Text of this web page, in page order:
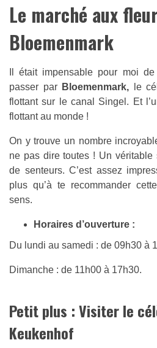
Le marché aux
Bloemenmark
Il était impensable pour moi
passer par Bloemenmark,
le
flottant sur le canal Singel. Et
flottant au monde !
On y trouve un nombre
ne pas dire toutes ! Un véritable
de senteurs. C’est assez
plus qu’à te recommander
sens.
Horaires d’ouverture :
Du lundi au samedi : de 09h30 à
Dimanche : de 11h00 à 17h30.
Petit plus : Visiter le
Keukenhof